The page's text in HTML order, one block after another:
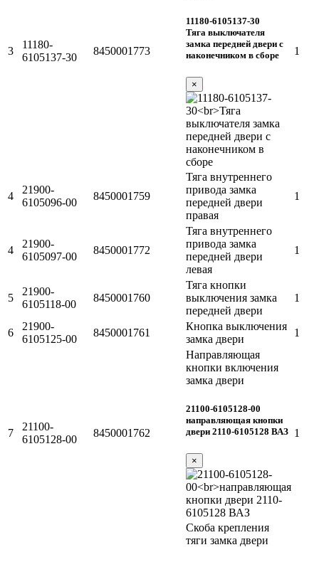
3
11180-
6105137-30
8450001773
11180-6105137-30
Тяга выключателя
замка передней двери с
наконечником в сборе
×
1
4
21900-
6105096-00
8450001759
Тяга внутреннего
привода замка
передней двери
правая
1
4
21900-
6105097-00
8450001772
Тяга внутреннего
привода замка
передней двери
левая
1
5
21900-
6105118-00
8450001760
Тяга кнопки
выключения замка
передней двери
1
6
21900-
6105125-00
8450001761
Кнопка выключения
замка двери
1
7
21100-
6105128-00
8450001762
Направляющая
кнопки включения
замка двери
21100-6105128-00
направляющая кнопки
двери 2110-6105128 ВАЗ
×
1
Скоба крепления
тяги замка двери